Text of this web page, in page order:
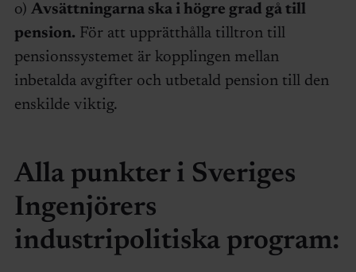
o) Avsättningarna ska i högre grad gå till
pension. För att upprätthålla tilltron till
pensionssystemet är kopplingen mellan
inbetalda avgifter och utbetald pension till den
enskilde viktig.
Alla punkter i Sveriges
Ingenjörers
industripolitiska program: